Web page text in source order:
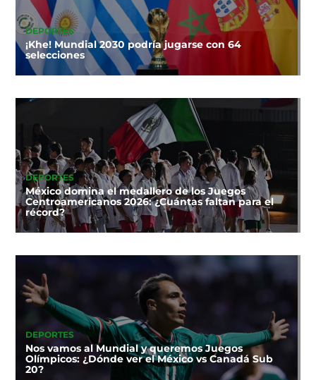
DEPORTES
¡Khe! Mundial 2030 podría jugarse con 64
selecciones
DEPORTES
México domina el medallero de los Juegos
Centroamericanos 2026: ¿Cuántas faltan para el
récord?
DEPORTES
Nos vamos al Mundial y queremos Juegos
Olímpicos: ¿Dónde ver el México vs Canadá Sub
20?